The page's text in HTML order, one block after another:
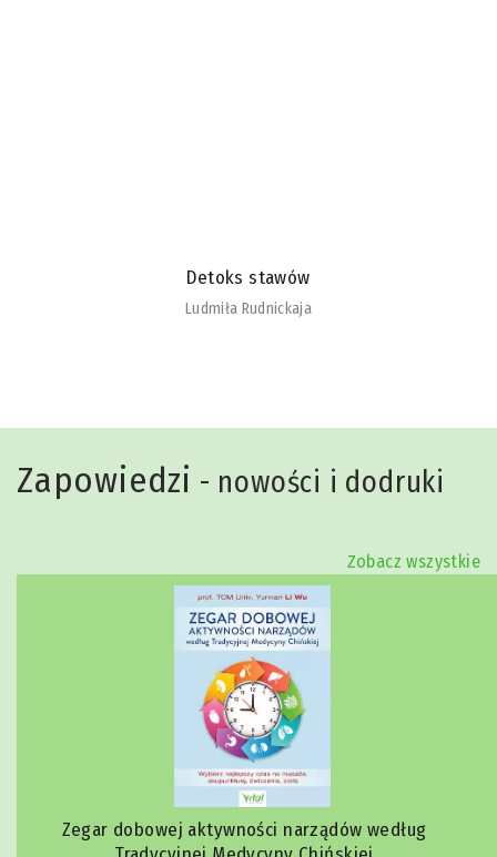
Detoks stawów
Ludmiła Rudnickaja
Zapowiedzi - nowości i dodruki
Zobacz wszystkie
Zegar dobowej aktywności narządów według